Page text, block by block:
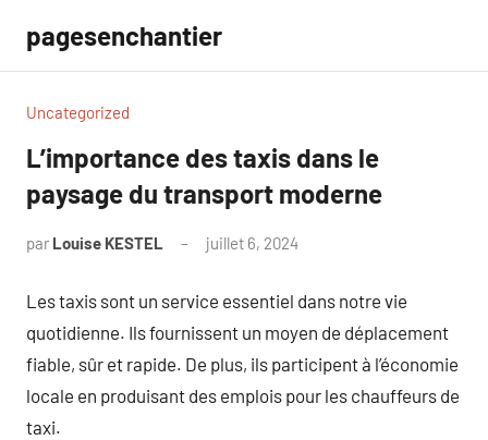
contenu
pagesenchantier
Uncategorized
L’importance des taxis dans le
paysage du transport moderne
par Louise KESTEL juillet 6, 2024
Les taxis sont un service essentiel dans notre vie
quotidienne. Ils fournissent un moyen de déplacement
fiable, sûr et rapide. De plus, ils participent à l’économie
locale en produisant des emplois pour les chauffeurs de
taxi.